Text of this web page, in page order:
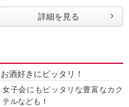
詳細を見る
お酒好きにピッタリ！
女子会にもピッタリな豊富なカク
テルなども！